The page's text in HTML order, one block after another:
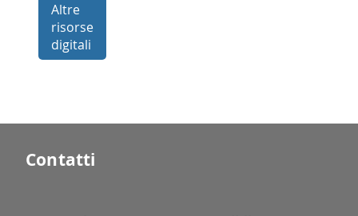
Altre
risorse
digitali
Contatti